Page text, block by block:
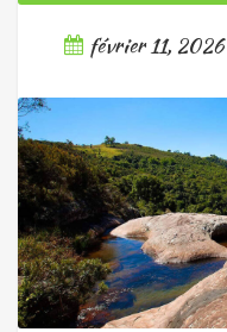
février 11, 2026